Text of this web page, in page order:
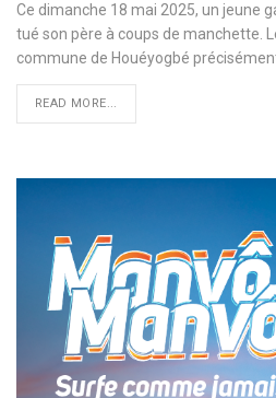
Ce dimanche 18 mai 2025, un jeune
tué son père à coups de manchette.
commune de Houéyogbé
READ MORE...